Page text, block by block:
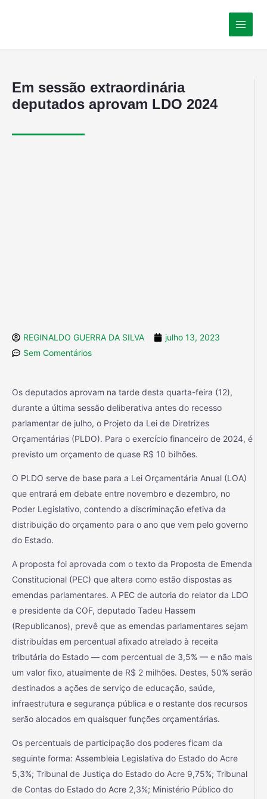
Em sessão extraordinária
deputados aprovam LDO 2024
REGINALDO GUERRA DA SILVA
julho 13, 2023
Sem Comentários
Os deputados aprovam na tarde desta quarta-feira (12),
durante a última sessão deliberativa antes do recesso
parlamentar de julho, o Projeto da Lei de Diretrizes
Orçamentárias (PLDO). Para o exercício financeiro de 2024, é
previsto um orçamento de quase R$ 10 bilhões.
O PLDO serve de base para a Lei Orçamentária Anual (LOA)
que entrará em debate entre novembro e dezembro, no
Poder Legislativo, contendo a discriminação efetiva da
distribuição do orçamento para o ano que vem pelo governo
do Estado.
A proposta foi aprovada com o texto da Proposta de Emenda
Constitucional (PEC) que altera como estão dispostas as
emendas parlamentares. A PEC de autoria do relator da LDO
e presidente da COF, deputado Tadeu Hassem
(Republicanos), prevê que as emendas parlamentares sejam
distribuídas em percentual afixado atrelado à receita
tributária do Estado — com percentual de 3,5% — e não mais
um valor fixo, atualmente de R$ 2 milhões. Destes, 50% serão
destinados a ações de serviço de educação, saúde,
infraestrutura e segurança pública e o restante dos recursos
serão alocados em quaisquer funções orçamentárias.
Os percentuais de participação dos poderes ficam da
seguinte forma: Assembleia Legislativa do Estado do Acre
5,3%; Tribunal de Justiça do Estado do Acre 9,75%; Tribunal
de Contas do Estado do Acre 2,3%; Ministério Público do